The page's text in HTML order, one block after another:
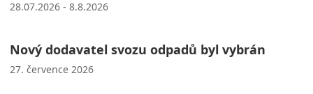
28.07.2026 - 8.8.2026
Nový dodavatel svozu odpadů byl vybrán
27. července 2026